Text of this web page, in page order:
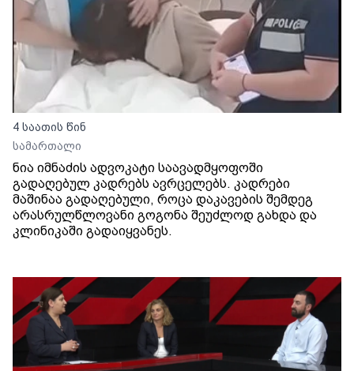
4 საათის წინ
სამართალი
ნია იმნაძის ადვოკატი საავადმყოფოში
გადაღებულ კადრებს ავრცელებს. კადრები
მაშინაა გადაღებული, როცა დაკავების შემდეგ
არასრულწლოვანი გოგონა შეუძლოდ გახდა და
კლინიკაში გადაიყვანეს.